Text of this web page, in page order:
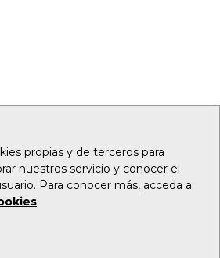
propias y de terceros para
nuestros servicio y conocer el
Para conocer más, acceda a
.